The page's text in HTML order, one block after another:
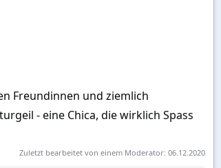
Freundinnen und ziemlich
- eine Chica, die wirklich Spass
Zuletzt bearbeitet von einem Moderator: 06.12.2020